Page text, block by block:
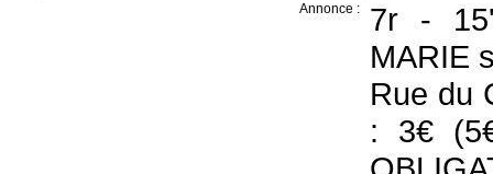
Annonce :
7r -
MARIE
Rue du
: 3€